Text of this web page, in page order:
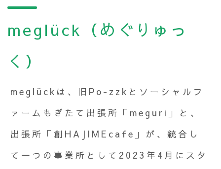
meglück（めぐりゅっ
く）
meglückは、旧Po-zzkとソーシャルフ
ァームもぎたて出張所「meguri」と、
出張所「創HAJIMEcafe」が、統合し
て一つの事業所として2023年4月にスタ